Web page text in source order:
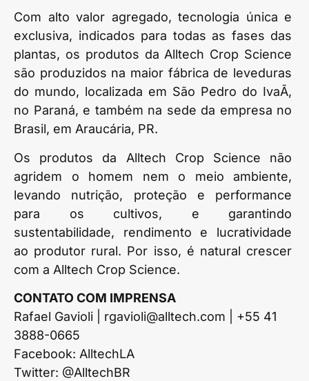
Com alto valor agregado, tecnologia única e
exclusiva, indicados para todas as fases das
plantas, os produtos da Alltech Crop Science
são produzidos na maior fábrica de leveduras
do mundo, localizada em São Pedro do IvaÃ­,
no Paraná, e também na sede da empresa no
Brasil, em Araucária, PR.
Os produtos da Alltech Crop Science não
agridem o homem nem o meio ambiente,
levando nutrição, proteção e performance
para os cultivos, e garantindo
sustentabilidade, rendimento e lucratividade
ao produtor rural. Por isso, é natural crescer
com a Alltech Crop Science.
CONTATO COM IMPRENSA
Rafael Gavioli | rgavioli@alltech.com | +55 41
3888-0665
Facebook: AlltechLA
Twitter: @AlltechBR